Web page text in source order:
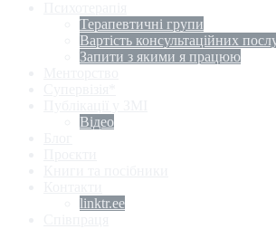
Терапевтичні групи
Вартість консультаційних
Запити з якими я працюю
Відео
linktr.ee